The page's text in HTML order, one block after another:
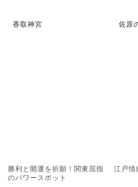
香取神宮
勝利と開運を祈願！関東屈指
のパワースポット
佐原
江戸情